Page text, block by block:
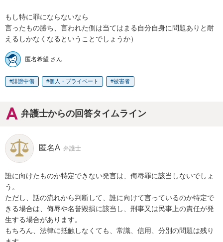
もし特に罪にならないなら
言ったもの勝ち、言われた側は当てはまる自分自身に問題ありと耐
えるしかなくなるということでしょうか）
匿名希望 さん
誹謗中傷 個人・プライベート 被害者
弁護士からの回答タイムライン
匿名A 弁護士
誰に向けたものか特定できない発言は、侮辱罪に該当しないでしょ
う。
ただし、話の流れから判断して、誰に向けて言っているのか特定で
きる場合は、侮辱や名誉毀損に該当し、刑事又は民事上の責任が発
生する場合があります。
もちろん、法律に抵触しなくても、常識、信用、分別の問題は残り